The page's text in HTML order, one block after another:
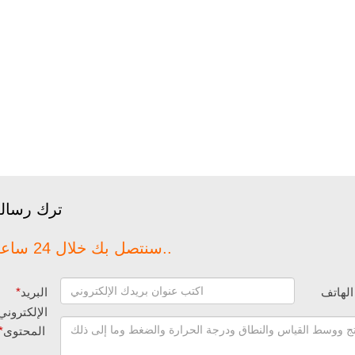
ترك
سنتصل بك خلال 24 ساعة..
*البريد
الهاتف
المحتوى